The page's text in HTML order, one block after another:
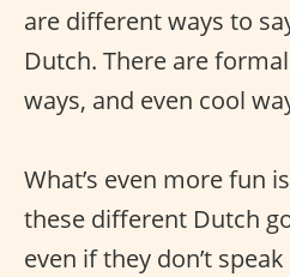
are different ways to
Dutch. There are
ways, and even cool
What’s even more fun
these different Dutch
even if they don’t